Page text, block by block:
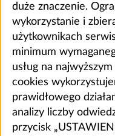
duże znaczenie.
wykorzystanie i
użytkownikach
minimum
usług na
cookies
prawidłowego
analizy liczby
przycisk